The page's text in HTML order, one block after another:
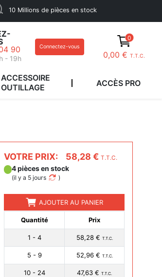
10 Millions de pièces en stock
90
- 19h
Connectez-vous
0
0,00 € T.T.C.
ACCESSOIRE
OUTILLAGE
ACCÈS PRO
VOTRE PRIX: 58,28 € T.T.C.
4 pièces en stock
(il y a 5 jours )
AJOUTER AU PANIER
Quantité Prix
1 - 4 58,28 € T.T.C.
5 - 9 52,96 € T.T.C.
10 - 24 47,63 € T.T.C.